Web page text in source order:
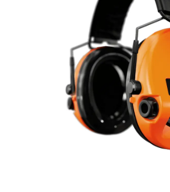
Fabrieksgarantie
Opvouwbare headset,
Gamme fabricant